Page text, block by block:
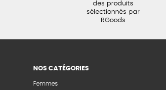
des produits
sélectionnés par
RGoods
NOS CATÉGORIES
Femmes